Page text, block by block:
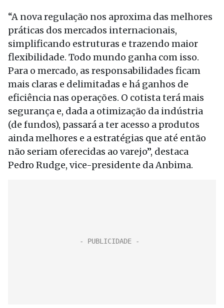
“A nova regulação nos aproxima das melhores
práticas dos mercados internacionais,
simplificando estruturas e trazendo maior
flexibilidade. Todo mundo ganha com isso.
Para o mercado, as responsabilidades ficam
mais claras e delimitadas e há ganhos de
eficiência nas operações. O cotista terá mais
segurança e, dada a otimização da indústria
(de fundos), passará a ter acesso a produtos
ainda melhores e a estratégias que até então
não seriam oferecidas ao varejo”, destaca
Pedro Rudge, vice-presidente da Anbima.